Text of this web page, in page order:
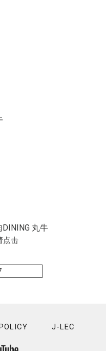
点击
J-LEC